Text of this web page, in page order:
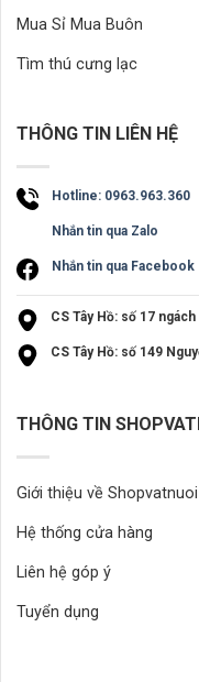
THÔNG TIN LIÊN HỆ
Hotline: 0963.963.360
Nhắn tin qua Zalo
Nhắn tin qua Facebook
CS Tây Hồ: số 17
CS Tây Hồ: số 149
THÔNG TIN
Giới thiệu về Shopvatnuoi
Hệ thống cửa hàng
Liên hệ góp ý
Tuyển dụng
Mua Sỉ Mua Buôn
Tìm thú cưng lạc